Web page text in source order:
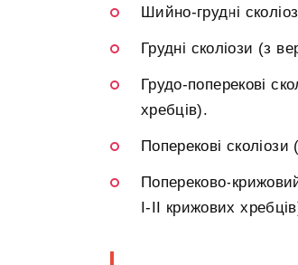
Шийно-грудні
Грудні сколіози (з
Грудо-поперекові
хребців).
Поперекові
Попереково-
I-II крижових